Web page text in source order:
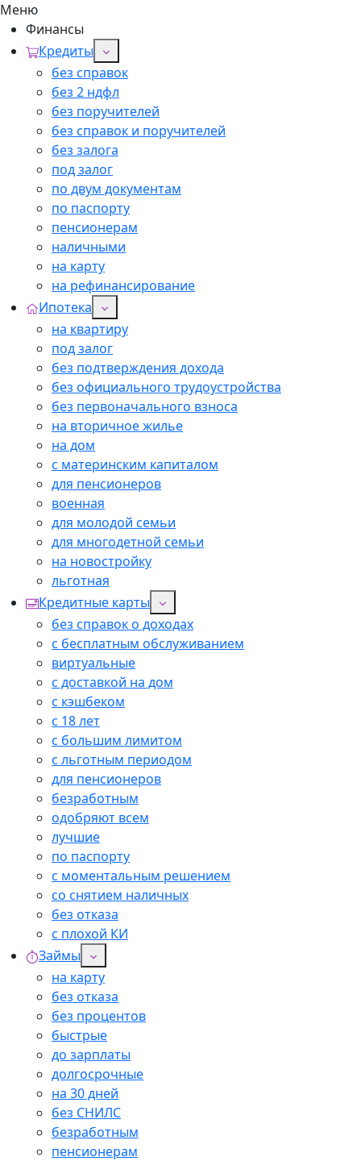
Меню
Финансы
Кредиты
без справок
без 2 ндфл
без поручителей
без справок и поручителей
без залога
под залог
по двум документам
по паспорту
пенсионерам
наличными
на карту
на рефинансирование
Ипотека
на квартиру
под залог
без подтверждения дохода
без официального трудоустройства
без первоначального взноса
на вторичное жилье
на дом
с материнским капиталом
для пенсионеров
военная
для молодой семьи
для многодетной семьи
на новостройку
льготная
Кредитные карты
без справок о доходах
с бесплатным обслуживанием
виртуальные
с доставкой на дом
с кэшбеком
с 18 лет
с большим лимитом
с льготным периодом
для пенсионеров
безработным
одобряют всем
лучшие
по паспорту
с моментальным решением
со снятием наличных
без отказа
с плохой КИ
Займы
на карту
без отказа
без процентов
быстрые
до зарплаты
долгосрочные
на 30 дней
без СНИЛС
безработным
пенсионерам